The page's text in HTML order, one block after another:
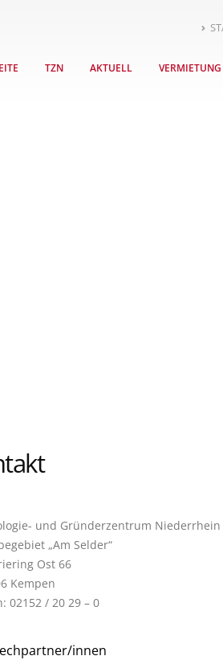
TZN AKTUELL VERMIETUNG
und Gründerzentrum Niederrhein
„Am Selder“
Ost 66
Kempen
02152 / 20 29 – 0
innen